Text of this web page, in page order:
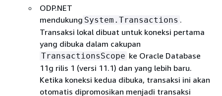
ODP.NET
mendukung System.Transactions .
Transaksi lokal dibuat untuk koneksi pertama
yang dibuka dalam cakupan
TransactionsScope ke Oracle Database
11g rilis 1 (versi 11.1) dan yang lebih baru.
Ketika koneksi kedua dibuka, transaksi ini akan
otomatis dipromosikan menjadi transaksi